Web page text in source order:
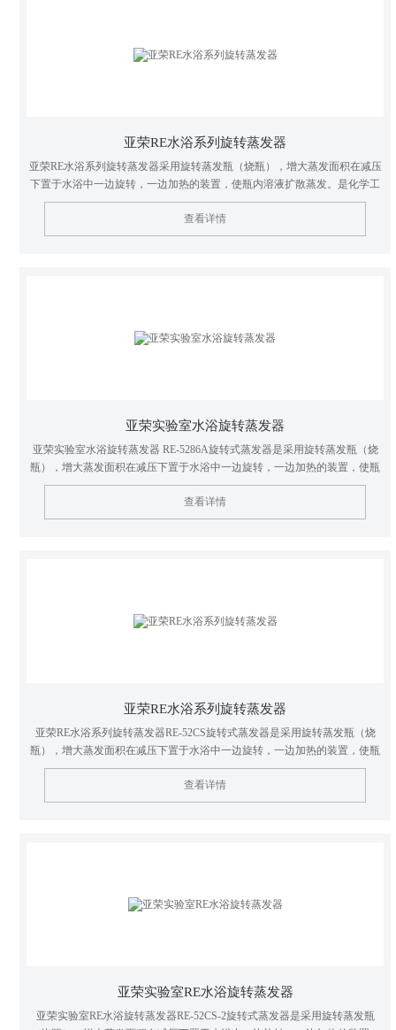
亚荣RE水浴系列旋转蒸发器
亚荣RE水浴系列旋转蒸发器采用旋转蒸发瓶（烧瓶），增大蒸发面积在减压
下置于水浴中一边旋转，一边加热的装置，使瓶内溶液扩散蒸发。是化学工
业，医药工业，高等院校和科研实验室等单位用于制造及分析实验赖以浓
缩，干燥，回收等较为理想的基本仪器。
查看详情
亚荣实验室水浴旋转蒸发器
亚荣实验室水浴旋转蒸发器 RE-5286A旋转式蒸发器是采用旋转蒸发瓶（烧
瓶），增大蒸发面积在减压下置于水浴中一边旋转，一边加热的装置，使瓶
内溶液扩散蒸发。是化学工业，医药工业，高等院校和科研实验室等单位用
于制造及分析实验赖以浓缩，干燥，回收等较为理想的*基本仪器。
查看详情
亚荣RE水浴系列旋转蒸发器
亚荣RE水浴系列旋转蒸发器RE-52CS旋转式蒸发器是采用旋转蒸发瓶（烧
瓶），增大蒸发面积在减压下置于水浴中一边旋转，一边加热的装置，使瓶
内溶液扩散蒸发。是化学工业，医药工业，高等院校和科研实验室等单位用
于制造及分析实验赖以浓缩，干燥，回收等较为理想的基本仪器。
查看详情
亚荣实验室RE水浴旋转蒸发器
亚荣实验室RE水浴旋转蒸发器RE-52CS-2旋转式蒸发器是采用旋转蒸发瓶